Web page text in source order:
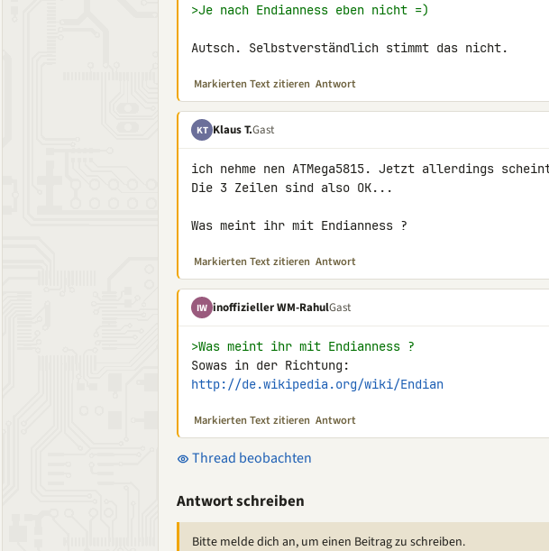
>Je nach Endianness eben nicht =)
Autsch. Selbstverständlich stimmt das nicht.
Markierten Text zitieren Antwort
KT Klaus T.Gast
ich nehme nen ATMega5815. Jetzt allerdings
Die 3 Zeilen sind also OK...
Was meint ihr mit Endianness ?
Markierten Text zitieren Antwort
IW inoffizieller WM-RahulGast
>Was meint ihr mit Endianness ?
http://de.wikipedia.org/wiki/Endian
Markierten Text zitieren Antwort
Thread beobachten
Antwort schreiben
Bitte melde dich an, um einen Beitrag zu schreiben.